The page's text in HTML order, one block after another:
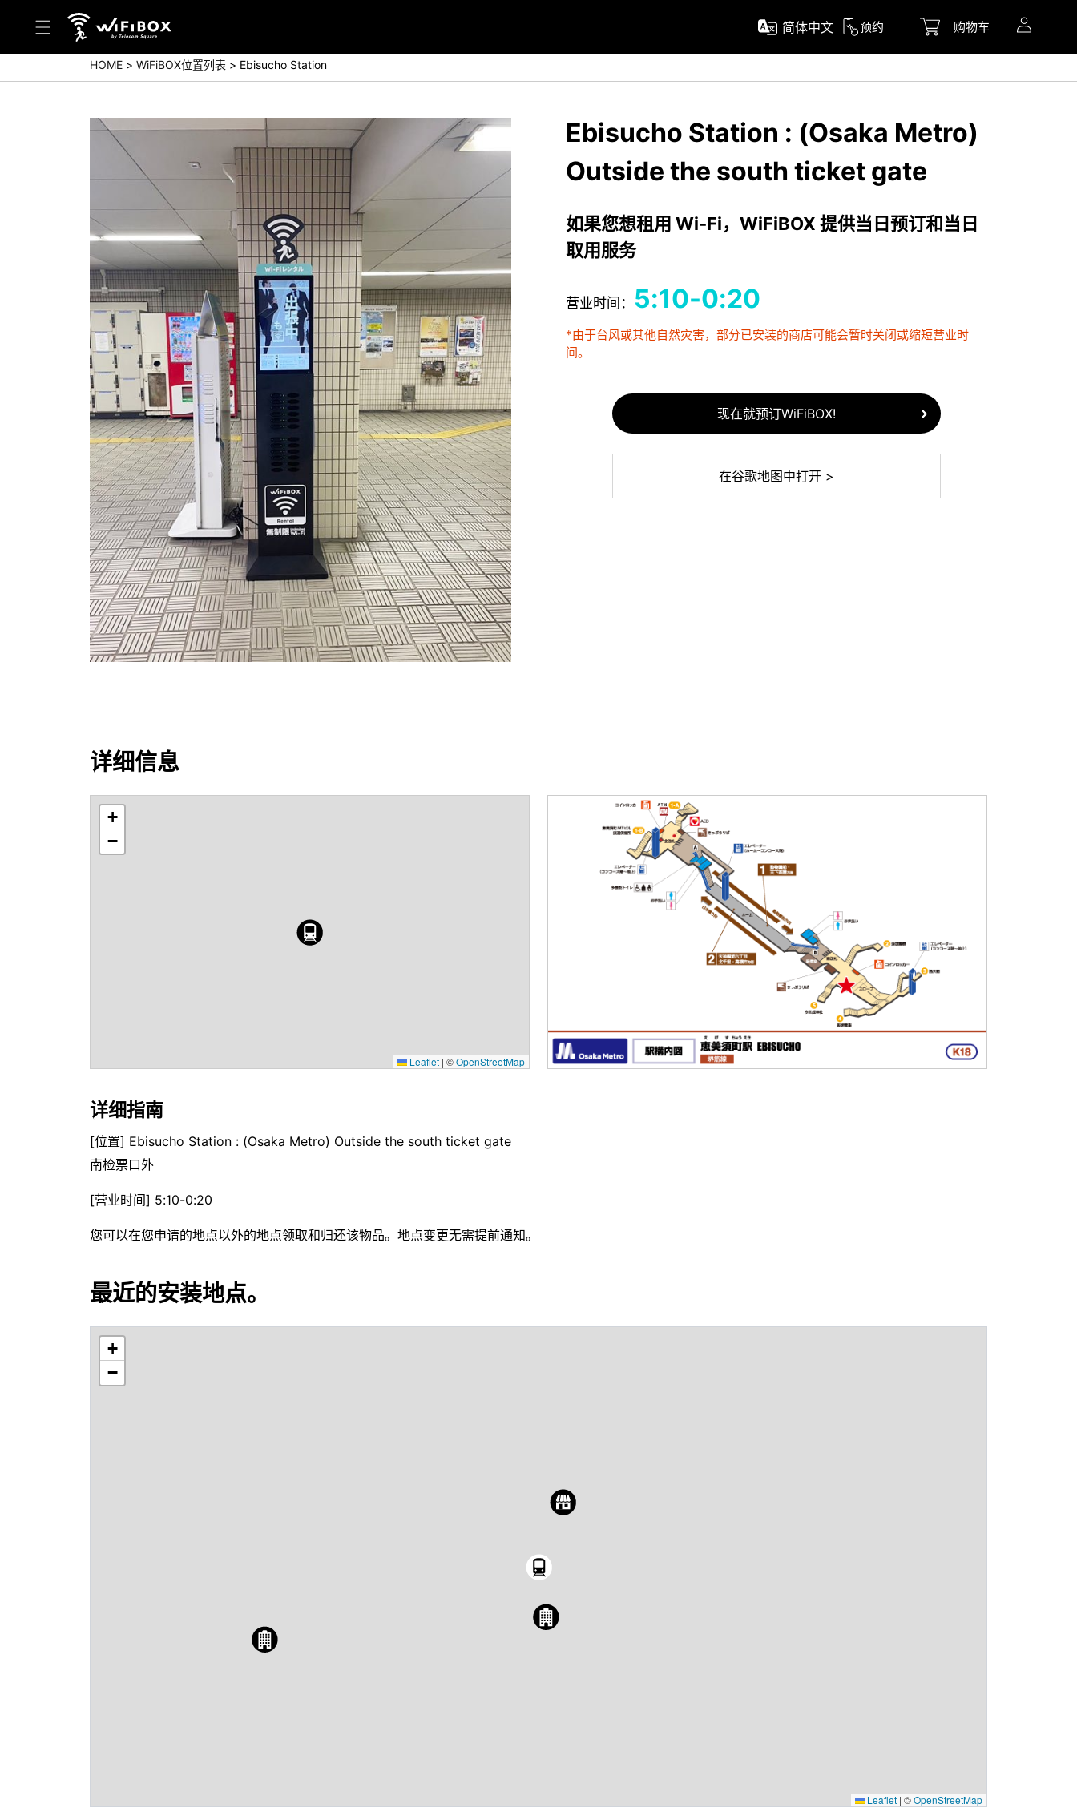
帮助／询问
帮助中心(日本语)
询问(英语)
简体中文 预约 购物车
HOME WiFiBOX位置列表 Ebisucho Station
Ebisucho Station : (Osaka Metro)
Outside the south ticket gate
如果您想租用 Wi-Fi，WiFiBOX 提供当日预订和当日
取用服务
营业时间： 5:10-0:20
*由于台风或其他自然灾害，部分已安装的商店可能会暂时关闭或缩短营业时
间。
现在就预订WiFiBOX!
在谷歌地图中打开 >
详细信息
+
−
Leaflet | ©OpenStreetMap
详细指南
[位置] Ebisucho Station : (Osaka Metro) Outside the south ticket gate
南检票口外
[营业时间] 5:10-0:20
您可以在您申请的地点以外的地点领取和归还该物品。地点变更无需提前通知。
最近的安装地点。
+
−
Leaflet | ©OpenStreetMap